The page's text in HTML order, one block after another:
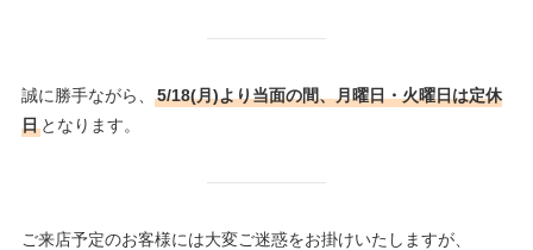
誠に勝手ながら、
5/18(月)より当面の間、月曜日・火曜日は定休
日となります。
ご来店予定のお客様には大変ご迷惑をお掛けいたしますが、